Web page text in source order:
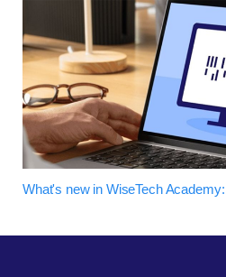
What's new in WiseTech